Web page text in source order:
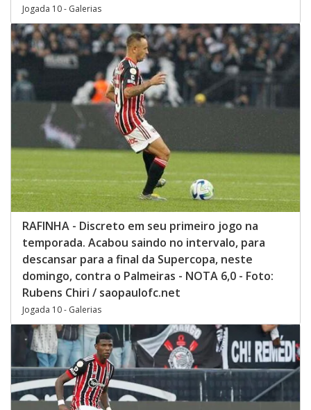
Jogada 10 - Galerias
RAFINHA - Discreto em seu primeiro jogo na
temporada. Acabou saindo no intervalo, para
descansar para a final da Supercopa, neste
domingo, contra o Palmeiras - NOTA 6,0 - Foto:
Rubens Chiri / saopaulofc.net
Jogada 10 - Galerias